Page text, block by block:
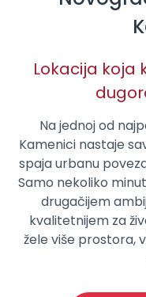
Lokacija koja
Na jednoj od
Kamenici nastaje
spaja urbanu
Samo nekoliko
drugačijem
kvalitetnijem za
žele više prostora,